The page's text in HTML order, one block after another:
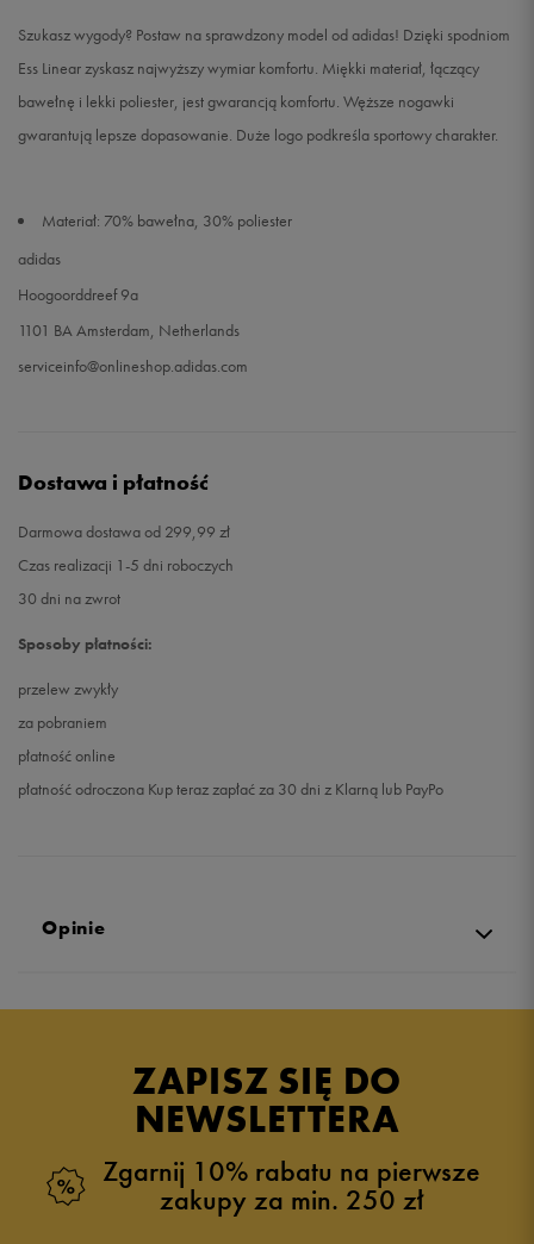
Szukasz wygody? Postaw na sprawdzony model od adidas! Dzięki spodniom
Ess Linear zyskasz najwyższy wymiar komfortu. Miękki materiał, łączący
bawełnę i lekki poliester, jest gwarancją komfortu. Węższe nogawki
gwarantują lepsze dopasowanie. Duże logo podkreśla sportowy charakter.
Materiał: 70% bawełna, 30% poliester
adidas
Hoogoorddreef 9a
1101 BA Amsterdam, Netherlands
serviceinfo@onlineshop.adidas.com
Dostawa i płatność
Darmowa dostawa od 299,99 zł
Czas realizacji 1-5 dni roboczych
30 dni na zwrot
Sposoby płatności:
przelew zwykły
za pobraniem
płatność online
płatność odroczona Kup teraz zapłać za 30 dni z Klarną lub PayPo
Opinie
ZAPISZ SIĘ DO
NEWSLETTERA
Zgarnij 10% rabatu na pierwsze
zakupy za min. 250 zł